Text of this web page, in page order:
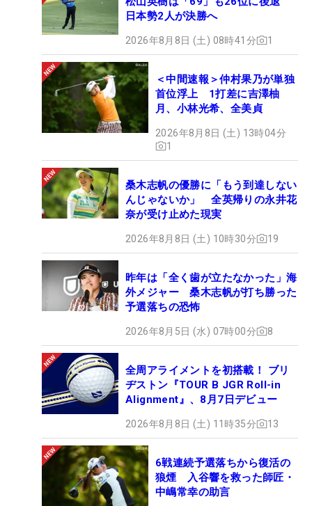
日本勢2人が決勝へ
2026年8月8日 (土) 08時41分 1
＜中間速報＞仲村果乃が単独
首位浮上 1打差に吉澤柚
月、小林光希、全美貞
2026年8月8日 (土) 13時04分
1
桑木志帆の優勝に「もう到達しない
んじゃないか」 全英帰りの永井花
奈が受け止めた現実
2026年8月8日 (土) 10時30分 19
昨年は「全く歯が立たなかった」海
外メジャー 桑木志帆が打ち勝った
予選落ちの恐怖
2026年8月5日 (水) 07時00分 8
全周アライメントを初搭載！ ブリ
ヂストン『TOUR B JGR Roll-in
Alignment』、8月7日デビュー
2026年8月8日 (土) 11時35分 13
6戦連続予選落ちから復活の
狼煙 入谷響を救った師匠・
中嶋常幸の助言